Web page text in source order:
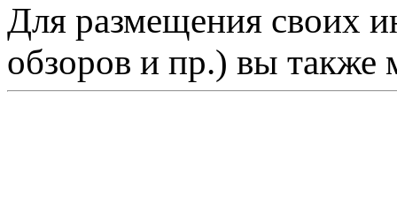
Для размещения своих
обзоров и пр.) вы также